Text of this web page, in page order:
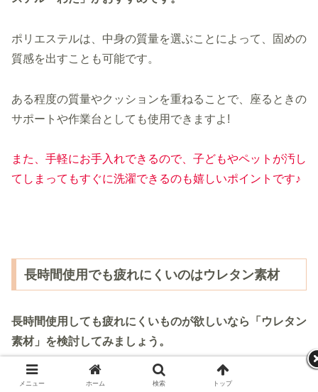
ポリエステルは、中身の質量を選ぶことによって、固めの
質感を出すことも可能です。
ある程度の質量やクッションを重ねることで、座るときの
サポートや作業台としても使用できますよ!
また、手軽にお手入れできるので、子どもやペットが汚し
てしまってもすぐに洗濯できるのも嬉しいポイントです♪
長時間使用でも疲れにくいのはウレタン素材
長時間使用しても疲れにくいものが欲しいなら
「ウレタン
素材」を検討してみましょう。
ウレタン素材はもちもちした弾力と固めの質感が特徴で、
メニュー ホーム 検索 トップ